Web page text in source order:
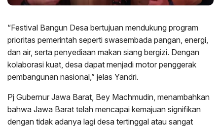
“Festival Bangun Desa bertujuan mendukung program
prioritas pemerintah seperti swasembada pangan, energi,
dan air, serta penyediaan makan siang bergizi. Dengan
kolaborasi kuat, desa dapat menjadi motor penggerak
pembangunan nasional,” jelas Yandri.
Pj Gubernur Jawa Barat, Bey Machmudin, menambahkan
bahwa Jawa Barat telah mencapai kemajuan signifikan
dengan tidak adanya lagi desa tertinggal atau sangat